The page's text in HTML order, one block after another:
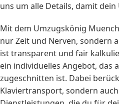
uns um alle Details, damit
Mit dem Umzugskönig
nur Zeit und Nerven, sondern
ist transparent und fair
ein individuelles Angebot, das
zugeschnitten ist. Dabei
Klaviertransport, sondern